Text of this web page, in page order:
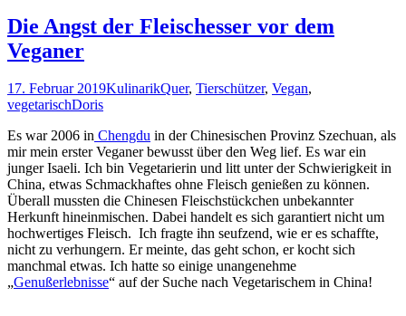
Die Angst der Fleischesser vor dem
Veganer
17. Februar 2019KulinarikQuer, Tierschützer, Vegan,
vegetarischDoris
Es war 2006 in Chengdu in der Chinesischen Provinz Szechuan, als
mir mein erster Veganer bewusst über den Weg lief. Es war ein
junger Isaeli. Ich bin Vegetarierin und litt unter der Schwierigkeit in
China, etwas Schmackhaftes ohne Fleisch genießen zu können.
Überall mussten die Chinesen Fleischstückchen unbekannter
Herkunft hineinmischen. Dabei handelt es sich garantiert nicht um
hochwertiges Fleisch. Ich fragte ihn seufzend, wie er es schaffte,
nicht zu verhungern. Er meinte, das geht schon, er kocht sich
manchmal etwas. Ich hatte so einige unangenehme
„Genußerlebnisse“ auf der Suche nach Vegetarischem in China!